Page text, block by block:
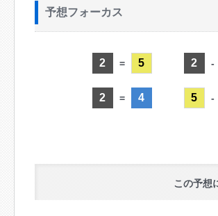
予想フォーカス
2 = 5
2 = 4
2 -
5 -
この予想